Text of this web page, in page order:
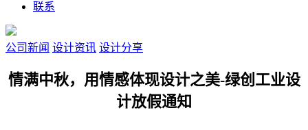
联系
公司新闻 设计资讯 设计分享
情满中秋，用情感体现设计之美-绿创工业设
计放假通知